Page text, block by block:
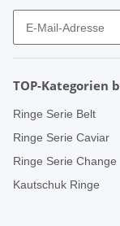
TOP-Kategorien
Ringe Serie Belt
Ringe Serie Caviar
Ringe Serie Change
Kautschuk Ringe